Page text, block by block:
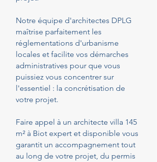
Notre équipe d'architectes DPLG
maîtrise parfaitement les
réglementations d'urbanisme
locales et facilite vos démarches
administratives pour que vous
puissiez vous concentrer sur
l'essentiel : la concrétisation de
votre projet.
Faire appel à un architecte villa 145
m² à Biot expert et disponible vous
garantit un accompagnement tout
au long de votre projet, du permis